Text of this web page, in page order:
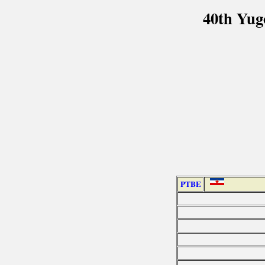
40th
PTBE